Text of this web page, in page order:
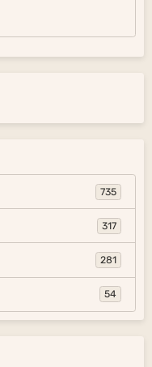
735
317
281
54